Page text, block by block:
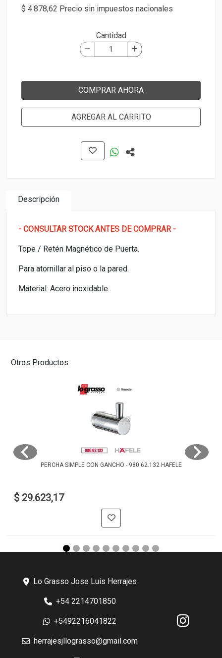
$ 4.878,62 Precio sin impuestos nacionales
Cantidad
COMPRAR AHORA
AGREGAR AL CARRITO
Descripción
- CONSULTAR STOCK ANTES DE COMPRAR -
Tope / Retén Magnético de Puerta.
Para atornillar al piso o la pared.
Material: Acero inoxidable.
Otros Productos
PERCHA SIMPLE CON GANCHO - 980.62.132 HAFELE
$ 29.623,17
Lo Grasso Jose Luis Herrajes
+54 2214701850
+5492216041822
herrajesjllograsso@gmail.com